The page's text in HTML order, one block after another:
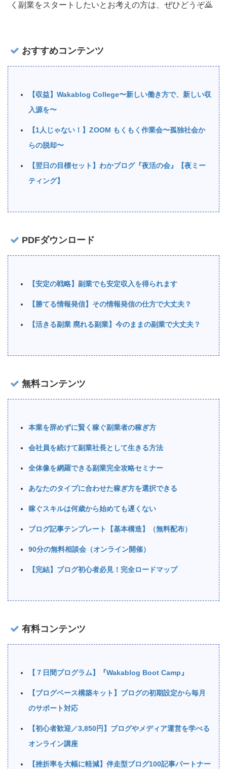
く副業をスタートしたいとお考えの方は、ぜひどうぞ🙇‍
おすすめコンテンツ
【収益】Wakablog College〜新しい働き方で、新しい収
入源を〜
【1人じゃない！】ZOOM もくもく作業会〜孤独社会か
らの脱却〜
【翌日の目標セット】わかブログ『夜活の会』【夜ミー
ティング】
PDFダウンロード
【安定の戦略】副業でも安定収入を得られます
【勝てる情報発信】その情報発信の仕方で大丈夫？
【活きる副業 廃れる副業】今のままの副業で大丈夫？
無料コンテンツ
本業を辞めずに賢く稼ぐ副業者の稼ぎ方
会社員を続けて副業社長として生きる方法
全体像を網羅できる副業完全攻略セミナー
あなたのタイプに合わせた稼ぎ方を選択できる
稼ぐスキルは何歳から始めても遅くない
ブログ記事テンプレート【基本構造】（無料配布）
90分の無料相談会（オンライン開催）
【完結】ブログ初心者必見！完全ロードマップ
有料コンテンツ
【７日間プログラム】『Wakablog Boot Camp』
【ブログベース構築キット】ブログの初期設定から毎月
のサポート対応
【初心者歓迎／3,850円】ブログやメディア運営を学べる
オンライン講座
【挫折率を大幅に軽減】伴走型ブログ100記事パートナー